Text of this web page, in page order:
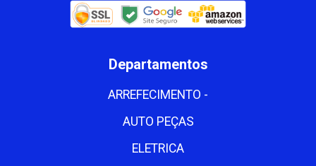
Departamentos
ARREFECIMENTO -
AUTO PEÇAS
ELETRICA